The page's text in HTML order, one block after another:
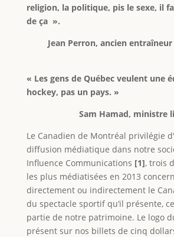
religion, la politique, pis le sexe, il
de ça ».
Jean Perron, ancien
« Les gens de Québec veulent une
hockey, pas un pays. »
Sam Hamad, ministre
Le Canadien de Montréal privilégie
diffusion médiatique dans notre
Influence Communications [1], trois
les plus médiatisées en 2013
directement ou indirectement le
du spectacle sportif qu’il présente,
partie de notre patrimoine. Le logo
présent sur nos billets de cinq